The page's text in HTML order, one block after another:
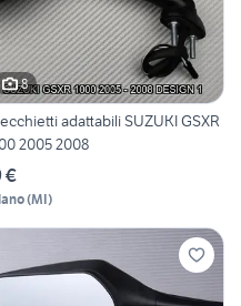
8
adattabili SUZUKI GSXR
2005 2008
€
(MI)